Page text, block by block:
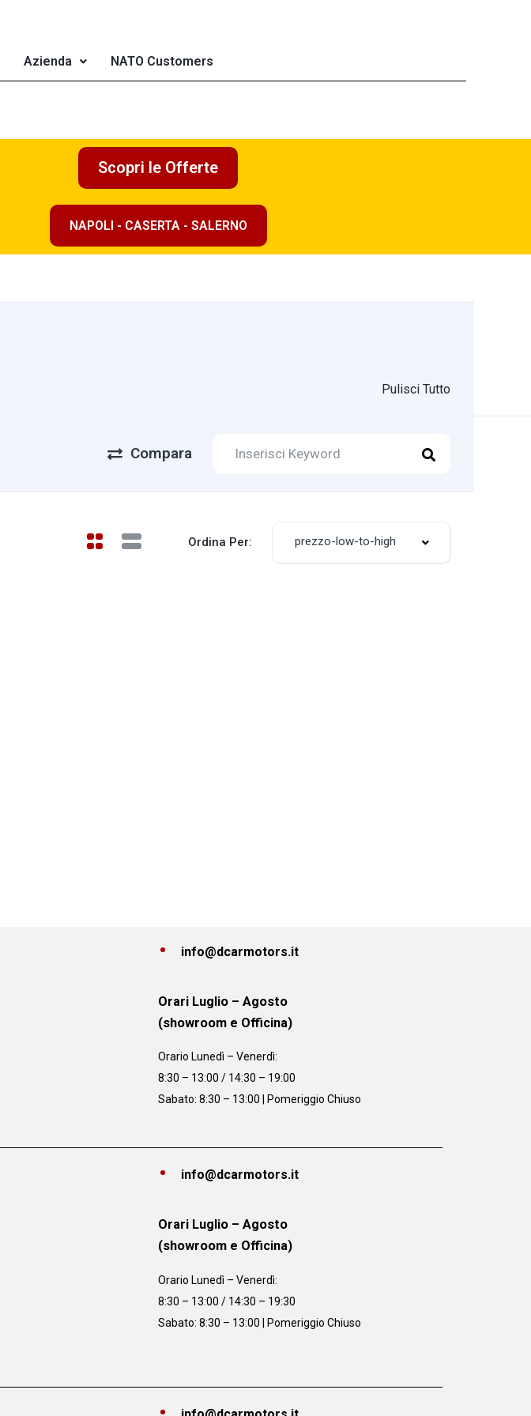
Azienda NATO Customers
Scopri le Offerte
NAPOLI - CASERTA - SALERNO
Pulisci Tutto
Compara
Ordina Per: prezzo-low-to-high
info@dcarmotors.it
Orari Luglio – Agosto
(showroom e Officina)
Orario Lunedì – Venerdì:
8:30 – 13:00 / 14:30 – 19:00
Sabato: 8:30 – 13:00 | Pomeriggio Chiuso
info@dcarmotors.it
Orari Luglio – Agosto
(showroom e Officina)
Orario Lunedì – Venerdì:
8:30 – 13:00 / 14:30 – 19:30
Sabato: 8:30 – 13:00 | Pomeriggio Chiuso